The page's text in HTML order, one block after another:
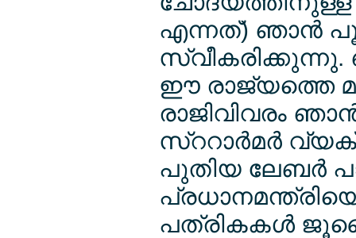
എന്നത്) ഞാന്‍
ഈ രാജ്യത്തെ
രാജിവിവരം
സ്ററാര്‍മര്‍
പുതിയ ലേബര്‍
പത്രികകള്‍